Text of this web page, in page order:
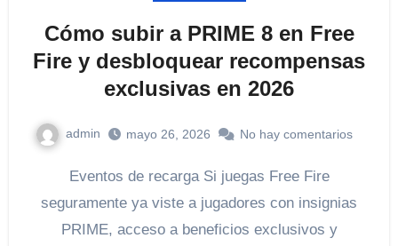
Cómo subir a PRIME 8 en Free
Fire y desbloquear recompensas
exclusivas en 2026
admin mayo 26, 2026 No hay comentarios
Eventos de recarga Si juegas Free Fire
seguramente ya viste a jugadores con insignias
PRIME, acceso a beneficios exclusivos y